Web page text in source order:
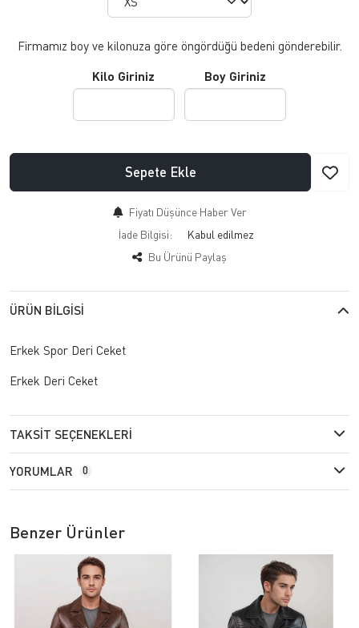
Firmamız boy ve kilonuza göre öngördüğü bedeni gönderebilir.
Kilo Giriniz Boy Giriniz
Sepete Ekle
Fiyatı Düşünce Haber Ver
İade Bilgisi:
Bu Ürünü Paylaş
ÜRÜN BILGISI
Erkek Spor Deri Ceket
Erkek Deri Ceket
TAKSIT SEÇENEKLERI
YORUMLAR 0
Benzer Ürünler